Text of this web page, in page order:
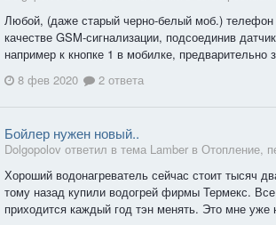
Любой, (даже старый черно-белый моб.) телефон
качестве GSM-сигнализации, подсоединив
например к кнопке 1 в мобилке, предварительно
8 фев 2020
2 ответа
Бойлер нужен новый..
Dolgopolov ответил в тема Lamber в Отопление,
Хороший водонагреватель сейчас стоит тысяч
тому назад купили водогрей фирмы Термекс.
приходится каждый год тэн менять. Это мне уже